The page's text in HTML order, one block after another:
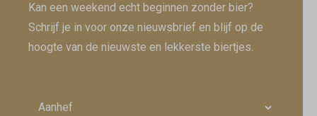
Kan een weekend echt beginnen zonder bier?
Schrijf je in voor onze nieuwsbrief en blijf op de
hoogte van de nieuwste en lekkerste biertjes.